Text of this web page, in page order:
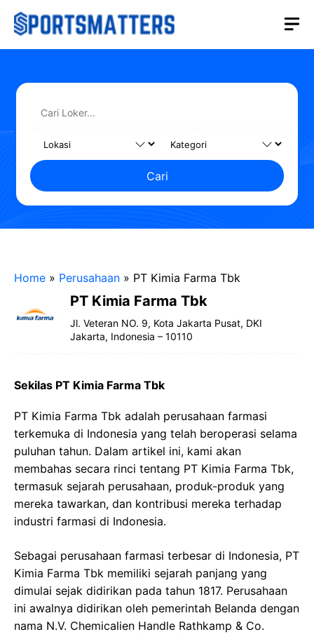
Langsung
Cari
Home » Perusahaan » PT Kimia Farma Tbk
PT Kimia Farma Tbk
Jl. Veteran NO. 9, Kota Jakarta Pusat, DKI
Jakarta, Indonesia – 10110
Sekilas PT Kimia Farma Tbk
PT Kimia Farma Tbk adalah perusahaan farmasi
terkemuka di Indonesia yang telah beroperasi selama
puluhan tahun. Dalam artikel ini, kami akan
membahas secara rinci tentang PT Kimia Farma Tbk,
termasuk sejarah perusahaan, produk-produk yang
mereka tawarkan, dan kontribusi mereka terhadap
industri farmasi di Indonesia.
Sebagai perusahaan farmasi terbesar di Indonesia, PT
Kimia Farma Tbk memiliki sejarah panjang yang
dimulai sejak didirikan pada tahun 1817. Perusahaan
ini awalnya didirikan oleh pemerintah Belanda dengan
nama N.V. Chemicalien Handle Rathkamp & Co.